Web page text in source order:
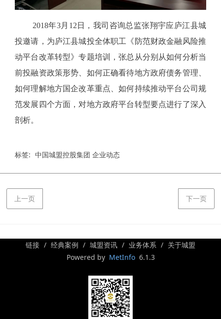
2018年3月12日，我司咨询总监张翔宇应庐江县城
投邀请，为庐江县城投全体职工《防范财政金融风险推
动平台改革转型》专题培训，张总从分别从如何分析当
前投融资政策形势、如何正确看待地方政府债务管理、
如何理解地方国企改革重点、如何持续推动平台公司规
范发展四个方面，对地方政府平台转型要点进行了深入
剖析。
标签: 中国城盟控股集团 企业动态
上一页 下一页
链接 经典案例 城盟资讯 业务体系
关于城盟
Powered by MetInfo6.1.3